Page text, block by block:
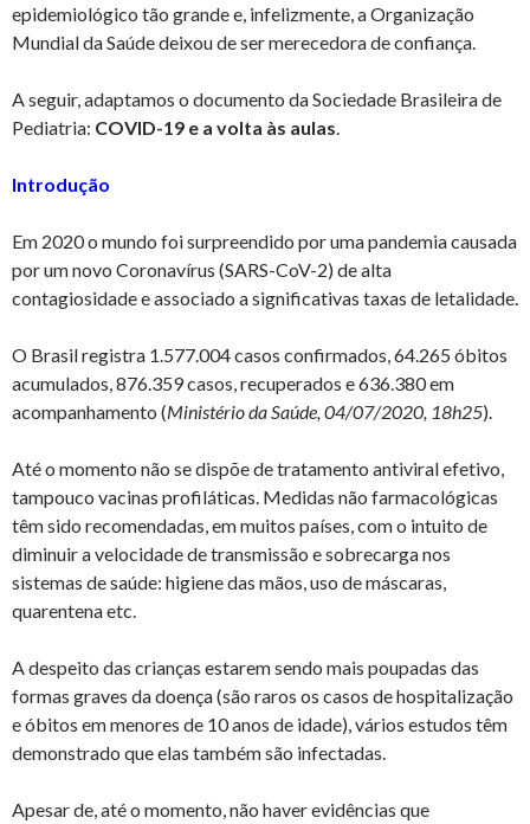
epidemiológico tão grande e, infelizmente, a Organização
Mundial da Saúde deixou de ser merecedora de confiança.
A seguir, adaptamos o documento da Sociedade Brasileira de
Pediatria: COVID-19 e a volta às aulas
Introdução
Em 2020 o mundo foi surpreendido por uma pandemia causada
por um novo Coronavírus (SARS-CoV-2) de alta
contagiosidade e associado a significativas taxas de letalidade.
O Brasil registra 1.577.004 casos confirmados, 64.265 óbitos
acumulados, 876.359 casos, recuperados e 636.380 em
acompanhamento (Ministério da Saúde, 04/07/2020, 18h25).
Até o momento não se dispõe de tratamento antiviral efetivo,
tampouco vacinas profiláticas. Medidas não farmacológicas
têm sido recomendadas, em muitos países, com o intuito de
diminuir a velocidade de transmissão e sobrecarga nos
sistemas de saúde: higiene das mãos, uso de máscaras,
quarentena etc.
A despeito das crianças estarem sendo mais poupadas das
formas graves da doença (são raros os casos de hospitalização
e óbitos em menores de 10 anos de idade), vários estudos têm
demonstrado que elas também são infectadas.
Apesar de, até o momento, não haver evidências que